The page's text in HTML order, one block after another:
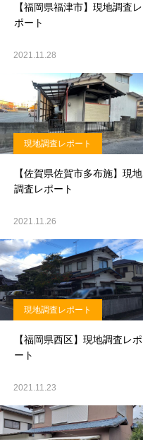
【福岡県福津市】現地調査レ
ポート
2021.11.28
現地調査レポート
【佐賀県佐賀市多布施】現地
調査レポート
2021.11.26
現地調査レポート
【福岡県西区】現地調査レポ
ート
2021.11.23